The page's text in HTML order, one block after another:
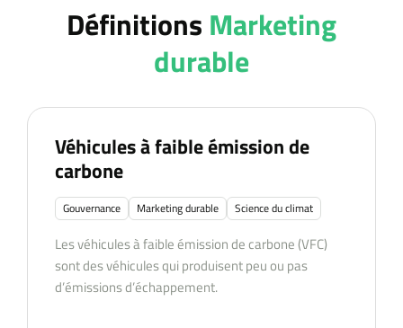
Définitions Marketing
durable
Véhicules à faible émission de
carbone
Gouvernance Marketing durable Science du climat
Les véhicules à faible émission de carbone (VFC)
sont des véhicules qui produisent peu ou pas
d’émissions d’échappement.